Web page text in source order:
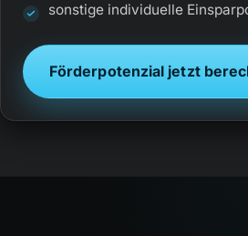
sonstige individuelle
Förderpotenzial jetzt